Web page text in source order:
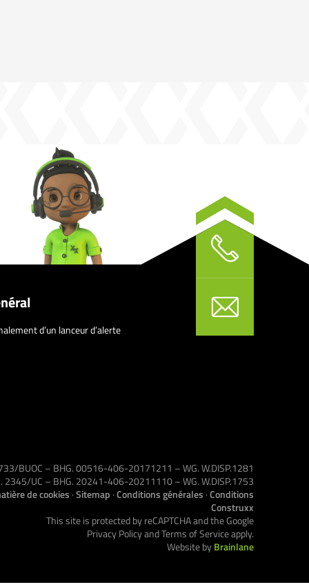
d’un lanceur d’alerte
BUOC – BHG. 00516-406-20171211 – WG. W.DISP.1281
2345/UC – BHG. 20241-406-20211110 – WG. W.DISP.1753
de cookies ·Sitemap ·Conditions générales ·Conditions
Construxx
This site is protected by reCAPTCHA and the Google
Privacy PolicyandTerms of Serviceapply.
Website byBrainlane